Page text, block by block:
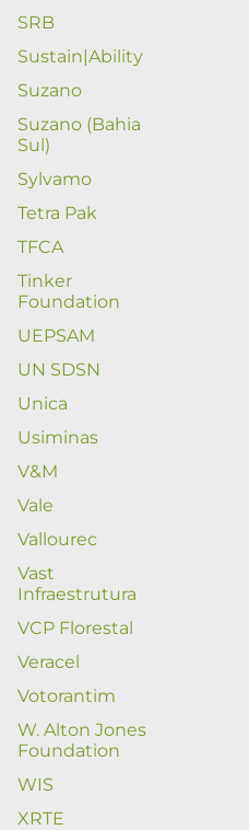
SRB
Sustain|Ability
Suzano
Suzano (Bahia
Sul)
Sylvamo
Tetra Pak
TFCA
Tinker
Foundation
UEPSAM
UN SDSN
Unica
Usiminas
V&M
Vale
Vallourec
Vast
Infraestrutura
VCP Florestal
Veracel
Votorantim
W. Alton Jones
Foundation
WIS
XRTE